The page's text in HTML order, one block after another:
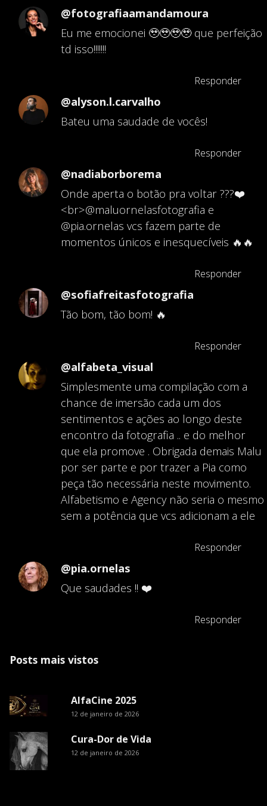
@fotografiaamandamoura
Eu me emocionei 🥹🥹🥹🥹 que perfeição
td isso!!!!!!!
Responder
@alyson.l.carvalho
Bateu uma saudade de vocês!
Responder
@nadiaborborema
Onde aperta o botão pra voltar ???❤️
<br>@maluornelasfotografia e
@pia.ornelas vcs fazem parte de
momentos únicos e inesquecíveis 🔥🔥
Responder
@sofiafreitasfotografia
Tão bom, tão bom! 🔥
Responder
@alfabeta_visual
Simplesmente uma compilação com a
chance de imersão cada um dos
sentimentos e ações ao longo deste
encontro da fotografia .. e do melhor
que ela promove . Obrigada demais Malu
por ser parte e por trazer a Pia como
peça tão necessária neste movimento.
Alfabetismo e Agency não seria o mesmo
sem a potência que vcs adicionam a ele
Responder
@pia.ornelas
Que saudades !! ❤️
Responder
Posts mais vistos
AlfaCine 2025
12 de janeiro de 2026
Cura-Dor de Vida
12 de janeiro de 2026